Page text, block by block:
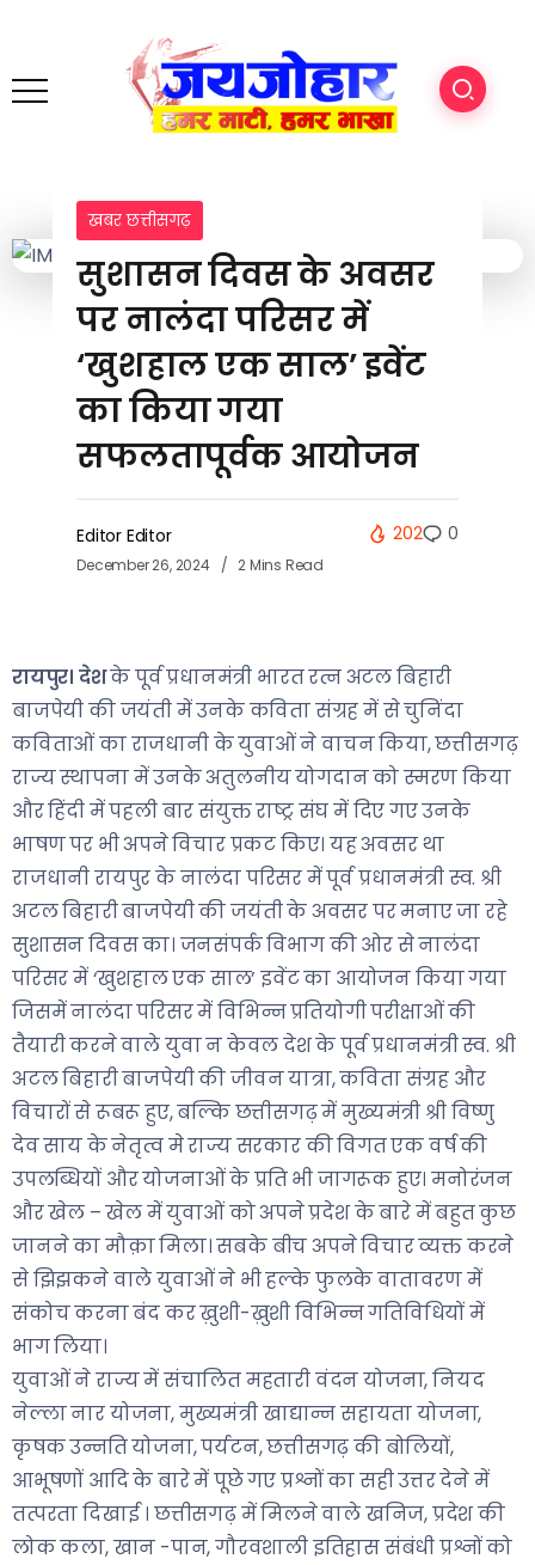
खबर छत्तीसगढ़
सुशासन दिवस के अवसर
पर नालंदा परिसर में
‘खुशहाल एक साल’ इवेंट
का किया गया
सफलतापूर्वक आयोजन
Editor Editor
December 26, 2024 2 Mins Read
202 0
रायपुर। देशके पूर्व प्रधानमंत्री भारत रत्न अटल बिहारी
बाजपेयी की जयंती में उनके कविता संग्रह में से चुनिंदा
कविताओं का राजधानी के युवाओं ने वाचन किया, छत्तीसगढ़
राज्य स्थापना में उनके अतुलनीय योगदान को स्मरण किया
और हिंदी में पहली बार संयुक्त राष्ट्र संघ में दिए गए उनके
भाषण पर भी अपने विचार प्रकट किए। यह अवसर था
राजधानी रायपुर के नालंदा परिसर में पूर्व प्रधानमंत्री स्व. श्री
अटल बिहारी बाजपेयी की जयंती के अवसर पर मनाए जा रहे
सुशासन दिवस का। जनसंपर्क विभाग की ओर से नालंदा
परिसर में ‘खुशहाल एक साल’ इवेंट का आयोजन किया गया
जिसमें नालंदा परिसर में विभिन्न प्रतियोगी परीक्षाओं की
तैयारी करने वाले युवा न केवल देश के पूर्व प्रधानमंत्री स्व. श्री
अटल बिहारी बाजपेयी की जीवन यात्रा, कविता संग्रह और
विचारों से रूबरू हुए, बल्कि छत्तीसगढ़ में मुख्यमंत्री श्री विष्णु
देव साय के नेतृत्व मे राज्य सरकार की विगत एक वर्ष की
उपलब्धियों और योजनाओं के प्रति भी जागरूक हुए। मनोरंजन
और खेल – खेल में युवाओं को अपने प्रदेश के बारे में बहुत कुछ
जानने का मौक़ा मिला। सबके बीच अपने विचार व्यक्त करने
से झिझकने वाले युवाओं ने भी हल्के फुलके वातावरण में
संकोच करना बंद कर ख़ुशी-ख़ुशी विभिन्न गतिविधियों में
भाग लिया।
युवाओं ने राज्य में संचालित महतारी वंदन योजना, नियद
नेल्ला नार योजना, मुख्यमंत्री खाद्यान्न सहायता योजना,
कृषक उन्नति योजना, पर्यटन, छत्तीसगढ़ की बोलियों,
आभूषणों आदि के बारे में पूछे गए प्रश्नों का सही उत्तर देने में
तत्परता दिखाई । छत्तीसगढ़ में मिलने वाले खनिज, प्रदेश की
लोक कला, खान -पान, गौरवशाली इतिहास संबंधी प्रश्नों को